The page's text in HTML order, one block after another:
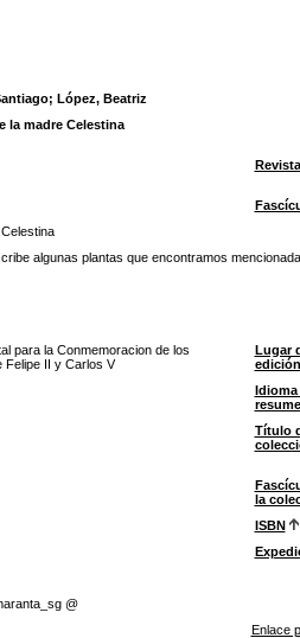
; López, Beatriz
la madre Celestina
Revista
algunas plantas que encontramos
para la Conmemoracion de los
Felipe II y Carlos V
Lugar
edición
Idioma
Título
la
ISBN
@
Enlace